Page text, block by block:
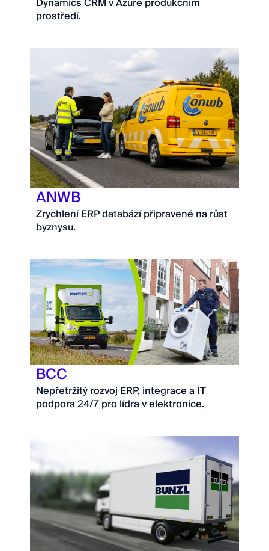
prostředí.
ANWB
Zrychlení ERP databází připravené na růst
byznysu.
BCC
Nepřetržitý rozvoj ERP, integrace a IT
podpora 24/7 pro lídra v elektronice.